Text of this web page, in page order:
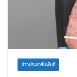
ข่าวประชาสัมพันธ์